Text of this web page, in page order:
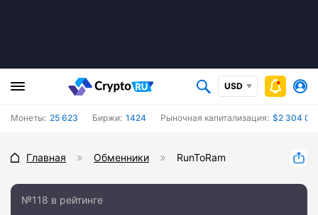
USD
Монеты: 25 623 Биржи: 1424 Рыночная капитализация: $2 304
Главная Обменники RunToRam
№118 в рейтинге